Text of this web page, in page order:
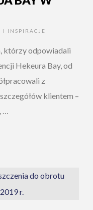
I INSPIRACJE
którzy odpowiadali
Hekeura Bay, od
z
klientem –
…